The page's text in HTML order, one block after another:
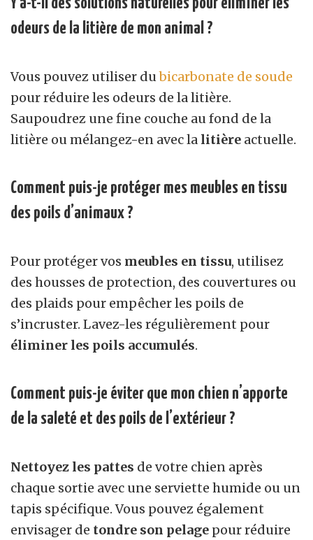
odeurs de la litière de mon animal ?
Vous pouvez utiliser dubicarbonate de soude
pour réduire les odeurs de la litière.
Saupoudrez une fine couche au fond de la
litière ou mélangez-en avec la litière actuelle.
Comment puis-je protéger mes meubles en tissu
des poils d’animaux ?
Pour protéger vos meubles en tissu, utilisez
des housses de protection, des couvertures ou
des plaids pour empêcher les poils de
s’incruster. Lavez-les régulièrement pour
éliminer les poils accumulés.
Comment puis-je éviter que mon chien n’apporte
de la saleté et des poils de l’extérieur ?
Nettoyez les pattes de votre chien après
chaque sortie avec une serviette humide ou un
tapis spécifique. Vous pouvez également
envisager de tondre son pelage pour réduire